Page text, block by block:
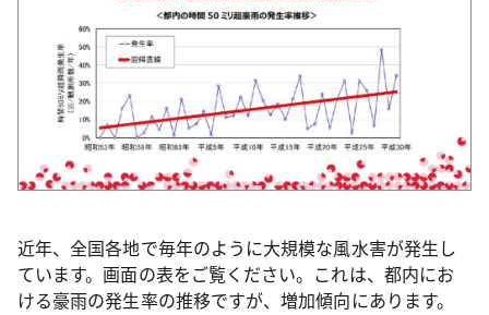
近年、全国各地で毎年のように大規模な風水害が発生し
ています。画面の表をご覧ください。これは、都内にお
ける豪雨の発生率の推移ですが、増加傾向にあります。